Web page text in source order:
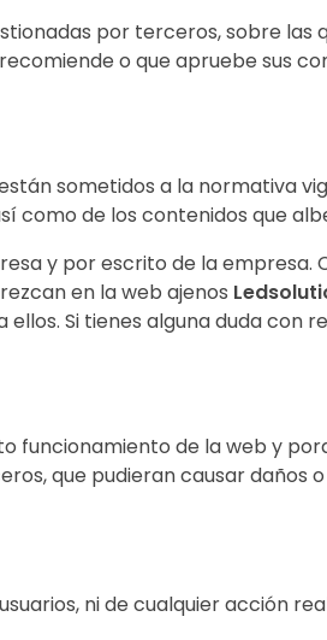
por terceros, sobre las
o que apruebe sus
sometidos a la normativa
de los contenidos que
y por escrito de la
en la web ajenos
Si tienes alguna duda con
funcionamiento de la web y
que pudieran causar
ni de cualquier acción